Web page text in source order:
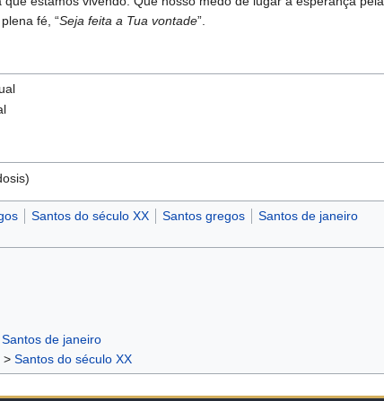
fé, “Seja feita a Tua vontade”.
Santos do século XX Santos gregos Santos de janeiro
Santos de janeiro
> Santos do século XX